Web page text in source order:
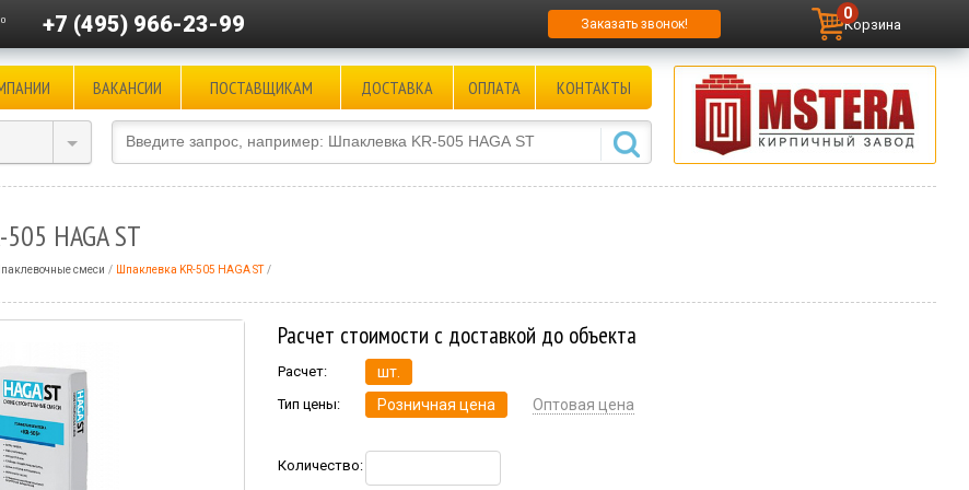
+7 (495) 966-23-99 Заказать звонок! Корзина
0
ВАКАНСИИ ПОСТАВЩИКАМ ДОСТАВКА ОПЛАТА КОНТАКТЫ
HAGA ST
смеси Шпаклевка KR-505 HAGA ST
Расчет стоимости с доставкой до объекта
Расчет: шт.
Тип цены: Розничная цена Оптовая цена
Количество: